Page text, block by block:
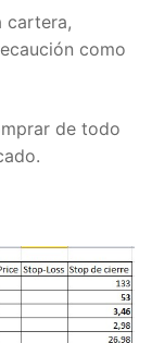
cartera,
como
de todo